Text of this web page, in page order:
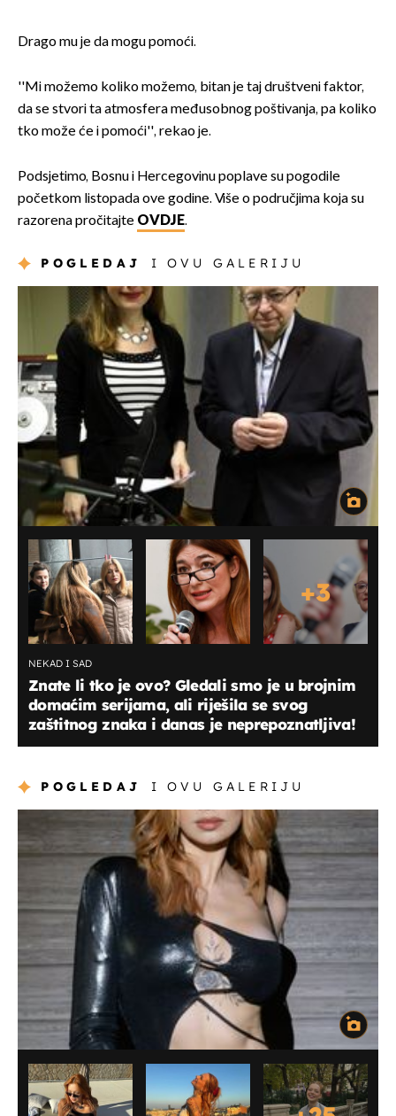
Drago mu je da mogu pomoći.
''Mi možemo koliko možemo, bitan je taj društveni faktor,
da se stvori ta atmosfera međusobnog poštivanja, pa koliko
tko može će i pomoći'', rekao je.
Podsjetimo, Bosnu i Hercegovinu poplave su pogodile
početkom listopada ove godine. Više o područjima koja su
razorena pročitajte OVDJE.
POGLEDAJ I OVU GALERIJU
+3
NEKAD I SAD
Znate li tko je ovo? Gledali smo je u brojnim
domaćim serijama, ali riješila se svog
zaštitnog znaka i danas je neprepoznatljiva!
POGLEDAJ I OVU GALERIJU